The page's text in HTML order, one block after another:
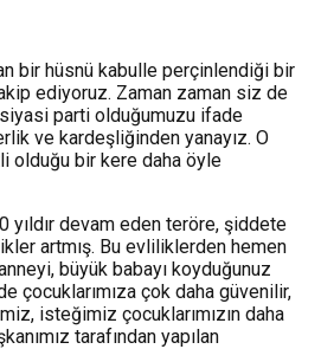
bir hüsnü kabulle perçinlendiği bir
ediyoruz. Zaman zaman siz de
siyasi parti olduğumuzu ifade
ve kardeşliğinden yanayız. O
olduğu bir kere daha öyle
devam eden teröre, şiddete
artmış. Bu evliliklerden hemen
büyük babayı koyduğunuz
çocuklarımıza çok daha güvenilir,
isteğimiz çocuklarımızın daha
tarafından yapılan